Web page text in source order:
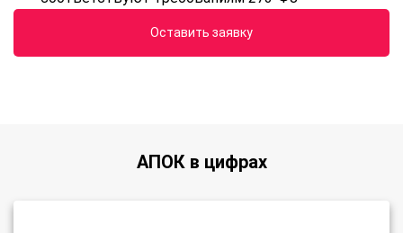
Оставить заявку
АПОК в цифрах